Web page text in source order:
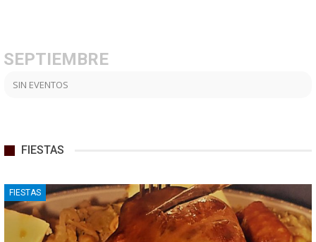
SEPTIEMBRE
SIN EVENTOS
FIESTAS
FIESTAS